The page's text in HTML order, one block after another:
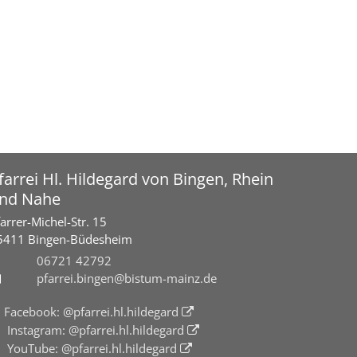
Hl. Hildegard von Bingen, Rhein
Nahe
Michel-Str. 15
Bingen-Büdesheim
06721 42792
pfarrei.bingen@bistum-mainz.de
Facebook: @pfarrei.hl.hildegard
Instagram: @pfarrei.hl.hildegard
YouTube: @pfarrei.hl.hildegard